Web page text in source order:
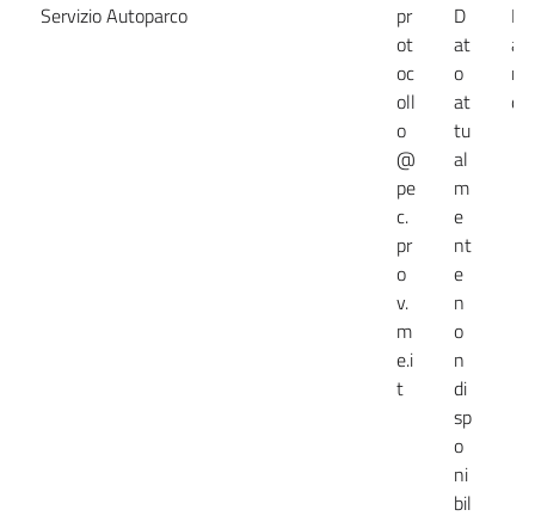
Servizio Autoparco
pr
ot
oc
oll
o
@
pe
c.
pr
o
v.
m
e.i
t
D
at
o
at
tu
al
m
e
nt
e
n
o
n
di
sp
o
ni
bil